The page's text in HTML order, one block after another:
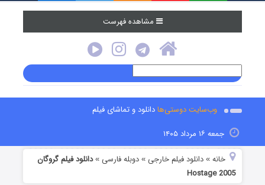
مشاهده فهرست
وب‌سایت دوستی‌هادانلود و تماشای فیلم
جمعه ۱۶ مرداد ۱۴۰۵
خانه »دانلود فیلم خارجی »دوبله فارسی »دانلود فیلم گروگان
Hostage 2005